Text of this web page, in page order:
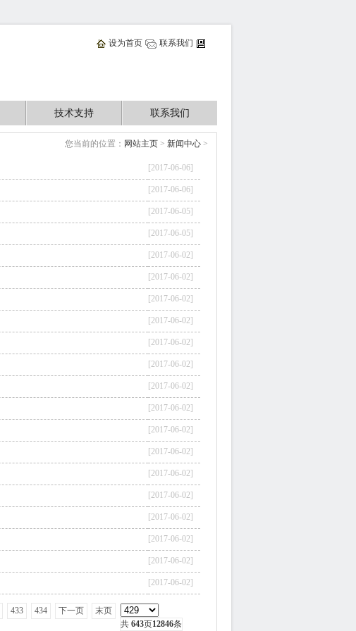
设为首页 联系我们
技术支持 联系我们
您当前的位置： 网站主页 > 新闻中心 >
[2017-06-06]
[2017-06-06]
[2017-06-05]
[2017-06-05]
[2017-06-02]
[2017-06-02]
[2017-06-02]
[2017-06-02]
[2017-06-02]
[2017-06-02]
[2017-06-02]
[2017-06-02]
[2017-06-02]
[2017-06-02]
[2017-06-02]
[2017-06-02]
[2017-06-02]
[2017-06-02]
[2017-06-02]
[2017-06-02]
433 434 下一页
末页
共 643页12846条